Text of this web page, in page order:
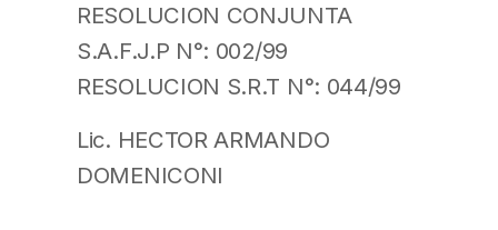
RESOLUCION CONJUNTA
S.A.F.J.P N°: 002/99
RESOLUCION S.R.T N°: 044/99
Lic. HECTOR ARMANDO
DOMENICONI